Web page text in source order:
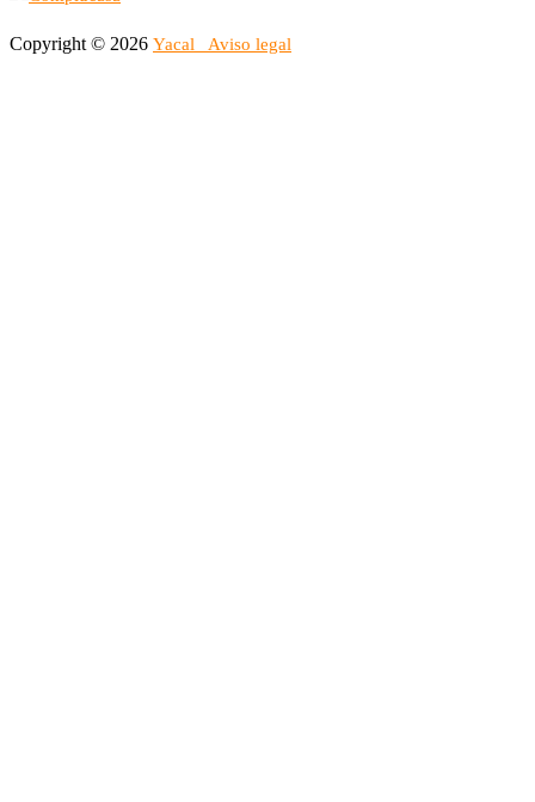
Copyright © 2026 Yacal Aviso legal